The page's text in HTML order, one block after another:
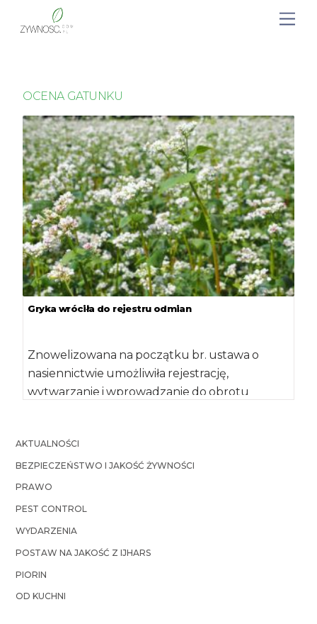
OCENA GATUNKU
Gryka wróciła do rejestru odmian
Znowelizowana na początku br. ustawa o
nasiennictwie umożliwiła rejestrację,
wytwarzanie i wprowadzanie do obrotu
AKTUALNOŚCI
BEZPIECZEŃSTWO I JAKOŚĆ ŻYWNOŚCI
PRAWO
PEST CONTROL
WYDARZENIA
POSTAW NA JAKOŚĆ Z IJHARS
PIORIN
OD KUCHNI